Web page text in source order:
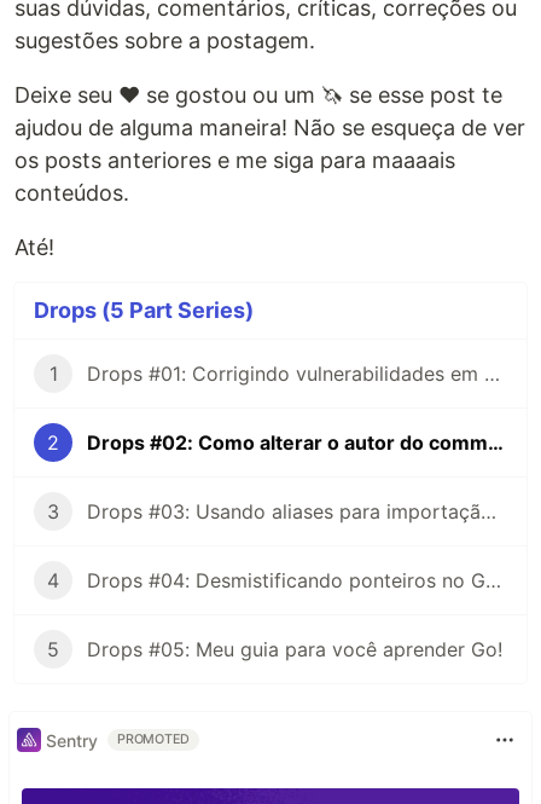
suas dúvidas, comentários, críticas, correções ou
sugestões sobre a postagem.
Deixe seu ❤️ se gostou ou um 🦄 se esse post te
ajudou de alguma maneira! Não se esqueça de ver
os posts anteriores e me siga para maaaais
conteúdos.
Até!
Drops (5 Part Series)
1 Drops #01: Corrigindo vulnerabilidades em dependências com Yarn! (ou quase)
2 Drops #02: Como alterar o autor do commit depois do push
3 Drops #03: Usando aliases para importação de módulos em TypeScript!
4 Drops #04: Desmistificando ponteiros no Golang!
5 Drops #05: Meu guia para você aprender Go!
Sentry PROMOTED